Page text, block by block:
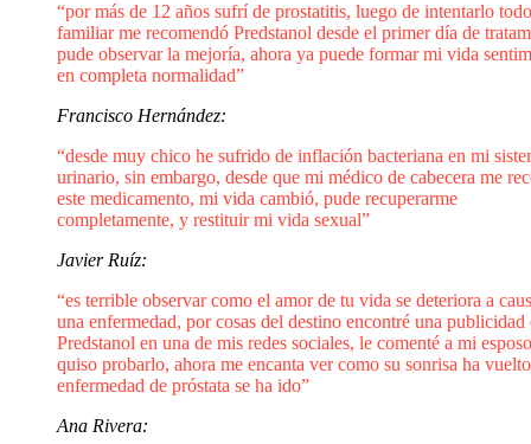
“por más de 12 años sufrí de prostatitis, luego de intentarlo
familiar me recomendó Predstanol desde el primer día de
pude observar la mejoría, ahora ya puede formar mi vida
en completa normalidad”
Francisco Hernández:
“desde muy chico he sufrido de inflación bacteriana en mi
urinario, sin embargo, desde que mi médico de cabecera me
este medicamento, mi vida cambió, pude recuperarme
completamente, y restituir mi vida sexual”
Javier Ruíz:
“es terrible observar como el amor de tu vida se deteriora a
una enfermedad, por cosas del destino encontré una publicidad
Predstanol en una de mis redes sociales, le comenté a mi
quiso probarlo, ahora me encanta ver como su sonrisa ha
enfermedad de próstata se ha ido”
Ana Rivera: